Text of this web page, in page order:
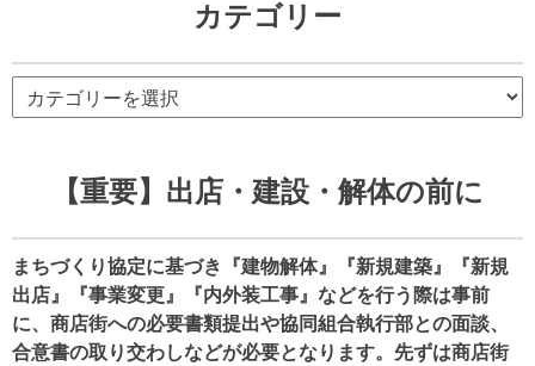
カテゴリー
テ
【重要】出店・建設・解体の前に
まちづくり協定に基づき『建物解体』『新規建築』『新規
出店』『事業変更』『内外装工事』などを行う際は事前
に、商店街への必要書類提出や協同組合執行部との面談、
合意書の取り交わしなどが必要となります。先ずは商店街